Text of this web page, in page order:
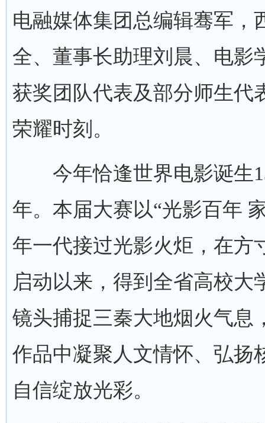
电融媒体集团总编辑骞军，
全、董事长助理刘晨、电影
获奖团队代表及部分师生代
荣耀时刻。
今年恰逢世界电影诞生
年。本届大赛以“光影百年
年一代接过光影火炬，在方
启动以来，得到全省高校
镜头捕捉三秦大地烟火气息
作品中凝聚人文情怀、弘扬
自信绽放光彩。